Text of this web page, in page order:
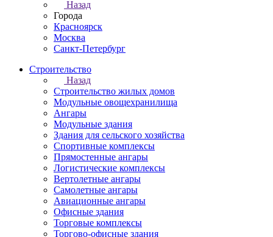
Назад
Города
Красноярск
Москва
Санкт-Петербург
Строительство
Назад
Строительство жилых домов
Модульные овощехранилища
Ангары
Модульные здания
Здания для сельского хозяйства
Спортивные комплексы
Прямостенные ангары
Логистические комплексы
Вертолетные ангары
Самолетные ангары
Авиационные ангары
Офисные здания
Торговые комплексы
Торгово-офисные здания